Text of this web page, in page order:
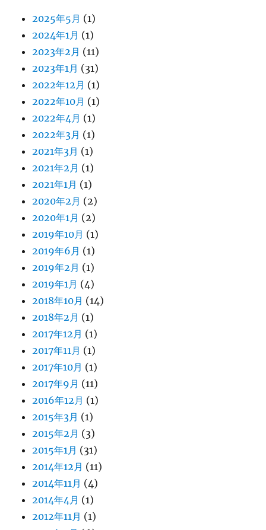
2025年5月 (1)
2024年1月 (1)
2023年2月 (11)
2023年1月 (31)
2022年12月 (1)
2022年10月 (1)
2022年4月 (1)
2022年3月 (1)
2021年3月 (1)
2021年2月 (1)
2021年1月 (1)
2020年2月 (2)
2020年1月 (2)
2019年10月 (1)
2019年6月 (1)
2019年2月 (1)
2019年1月 (4)
2018年10月 (14)
2018年2月 (1)
2017年12月 (1)
2017年11月 (1)
2017年10月 (1)
2017年9月 (11)
2016年12月 (1)
2015年3月 (1)
2015年2月 (3)
2015年1月 (31)
2014年12月 (11)
2014年11月 (4)
2014年4月 (1)
2012年11月 (1)